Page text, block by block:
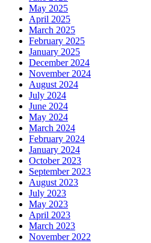
May 2025
April 2025
March 2025
February 2025
January 2025
December 2024
November 2024
August 2024
July 2024
June 2024
May 2024
March 2024
February 2024
January 2024
October 2023
September 2023
August 2023
July 2023
May 2023
April 2023
March 2023
November 2022